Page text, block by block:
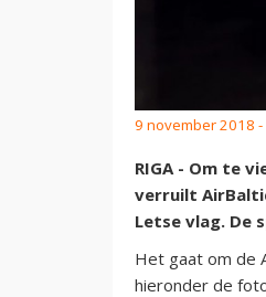
9 november 2018
RIGA - Om te
verruilt
Letse vlag. De
Het gaat om de
hieronder de